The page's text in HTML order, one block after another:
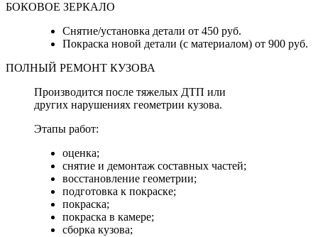
БОКОВОЕ ЗЕРКАЛО
Снятие/установка детали от 450 руб.
Покраска новой детали (с материалом) от 900 руб.
ПОЛНЫЙ РЕМОНТ КУЗОВА
Производится после тяжелых ДТП или
других нарушениях геометрии кузова.
Этапы работ:
оценка;
снятие и демонтаж составных частей;
восстановление геометрии;
подготовка к покраске;
покраска;
покраска в камере;
сборка кузова;